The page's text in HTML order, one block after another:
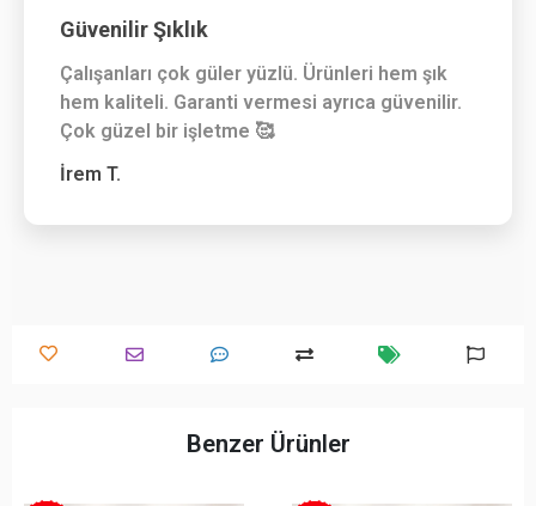
Güvenilir Şıklık
Çalışanları çok güler yüzlü. Ürünleri hem şık
hem kaliteli. Garanti vermesi ayrıca güvenilir.
Çok güzel bir işletme 🥰
İrem T.
Benzer Ürünler